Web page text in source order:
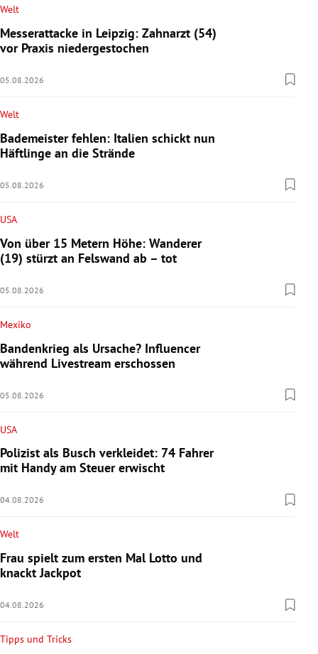
Welt
Messerattacke in Leipzig: Zahnarzt (54)
vor Praxis niedergestochen
05.08.2026
Welt
Bademeister fehlen: Italien schickt nun
Häftlinge an die Strände
05.08.2026
USA
Von über 15 Metern Höhe: Wanderer
(19) stürzt an Felswand ab – tot
05.08.2026
Mexiko
Bandenkrieg als Ursache? Influencer
während Livestream erschossen
05.08.2026
USA
Polizist als Busch verkleidet: 74 Fahrer
mit Handy am Steuer erwischt
04.08.2026
Welt
Frau spielt zum ersten Mal Lotto und
knackt Jackpot
04.08.2026
Tipps und Tricks